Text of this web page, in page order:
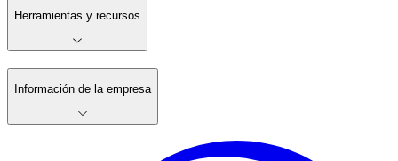
Herramientas y recursos
Información de la empresa